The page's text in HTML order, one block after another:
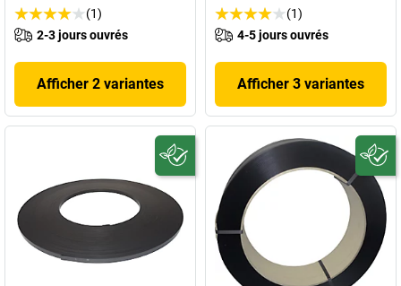
(1)
2-3 jours ouvrés
Afficher 2 variantes
(1)
4-5 jours ouvrés
Afficher 3 variantes